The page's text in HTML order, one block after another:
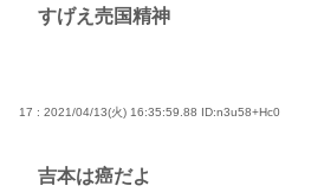
すげえ売国精神
17 : 2021/04/13(火) 16:35:59.88 ID:n3u58+Hc0
吉本は癌だよ